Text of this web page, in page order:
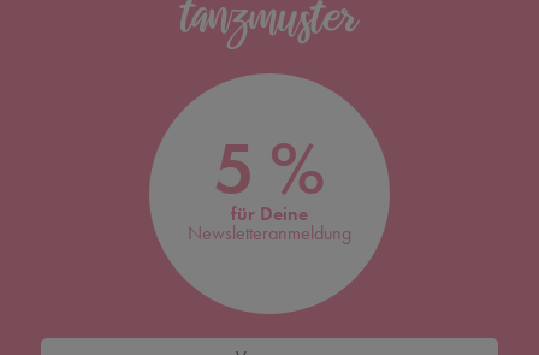
5 %
für Deine
Newsletteranmeldung